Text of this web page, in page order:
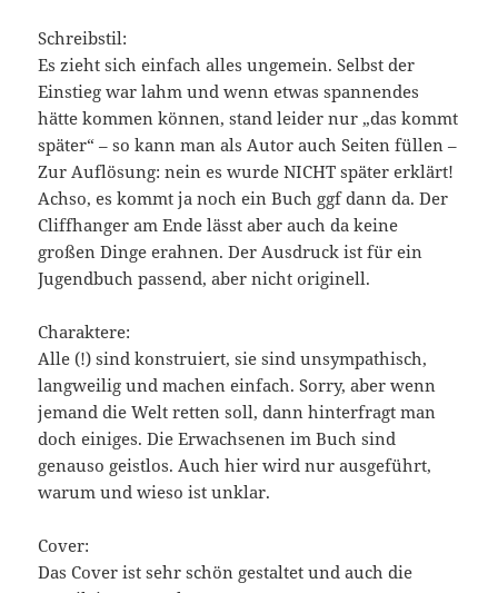
Schreibstil:
Es zieht sich einfach alles ungemein. Selbst der
Einstieg war lahm und wenn etwas spannendes
hätte kommen können, stand leider nur „das kommt
später“ – so kann man als Autor auch Seiten füllen –
Zur Auflösung: nein es wurde NICHT später erklärt!
Achso, es kommt ja noch ein Buch ggf dann da. Der
Cliffhanger am Ende lässt aber auch da keine
großen Dinge erahnen. Der Ausdruck ist für ein
Jugendbuch passend, aber nicht originell.
Charaktere:
Alle (!) sind konstruiert, sie sind unsympathisch,
langweilig und machen einfach. Sorry, aber wenn
jemand die Welt retten soll, dann hinterfragt man
doch einiges. Die Erwachsenen im Buch sind
genauso geistlos. Auch hier wird nur ausgeführt,
warum und wieso ist unklar.
Cover:
Das Cover ist sehr schön gestaltet und auch die